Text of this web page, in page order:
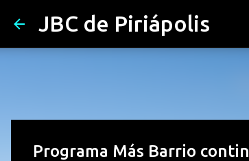
JBC de Piriápolis
Programa Más Barrio